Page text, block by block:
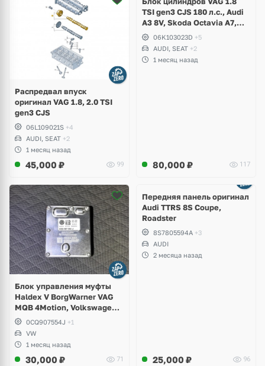
Распредвал впуск
оригинал VAG 1.8, 2.0 TSI
gen3 CJS
06L109021S +4
AUDI, SEAT +2
1 месяц назад
45,000 ₽ 99
TSI gen3 CJS 180 л.с., Audi
A3 8V, Skoda Octavia A7,
Superb, Volkswagen Passat
B8, Golf VII Alltrack, Seat
Leon
06K103023D +5
AUDI, SEAT +2
1 месяц назад
80,000 ₽ 117
Блок управления муфты
Haldex V BorgWarner VAG
MQB 4Motion, Volkswagen
Tiguan
0CQ907554J +1
VW
1 месяц назад
30,000 ₽ 71
2 фото
Передняя панель оригинал
Audi TTRS 8S Coupe,
Roadster
8S7805594A +3
AUDI
2 месяца назад
25,000 ₽ 96